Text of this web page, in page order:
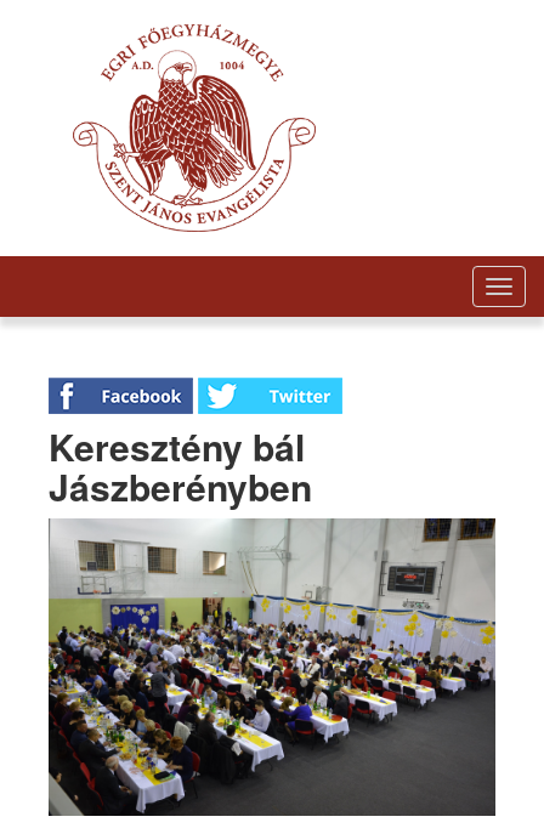
Keresztény bál
Jászberényben